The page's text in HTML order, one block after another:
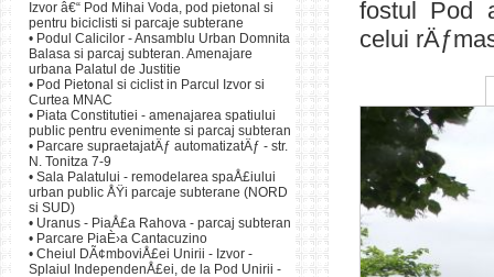
Izvor â€“ Pod Mihai Voda, pod pietonal si
pentru biciclisti si parcaje subterane
• Podul Calicilor - Ansamblu Urban Domnita
Balasa si parcaj subteran. Amenajare
urbana Palatul de Justitie
• Pod Pietonal si ciclist in Parcul Izvor si
Curtea MNAC
• Piata Constitutiei - amenajarea spatiului
public pentru evenimente si parcaj subteran
• Parcare supraetajatÄƒ automatizatÄƒ - str.
N. Tonitza 7-9
• Sala Palatului - remodelarea spaÅ£iului
urban public ÅŸi parcaje subterane (NORD
si SUD)
• Uranus - PiaÅ£a Rahova - parcaj subteran
• Parcare PiaÈ›a Cantacuzino
• Cheiul DÃ¢mboviÅ£ei Unirii - Izvor -
Splaiul IndependenÅ£ei, de la Pod Unirii -
fostul Pod
celui
Proiectul este
se completeazÄƒ.
urban care
rÄƒmas fiind acum
Se propune
Palatul de
de pietoni din
Obiectivul general:
Restabilirea